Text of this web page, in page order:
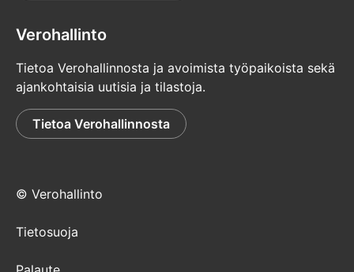
Verohallinto
Tietoa Verohallinnosta ja avoimista työpaikoista sekä
ajankohtaisia uutisia ja tilastoja.
Tietoa Verohallinnosta
© Verohallinto
Tietosuoja